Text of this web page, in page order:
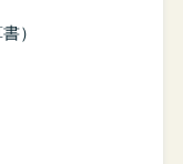
）